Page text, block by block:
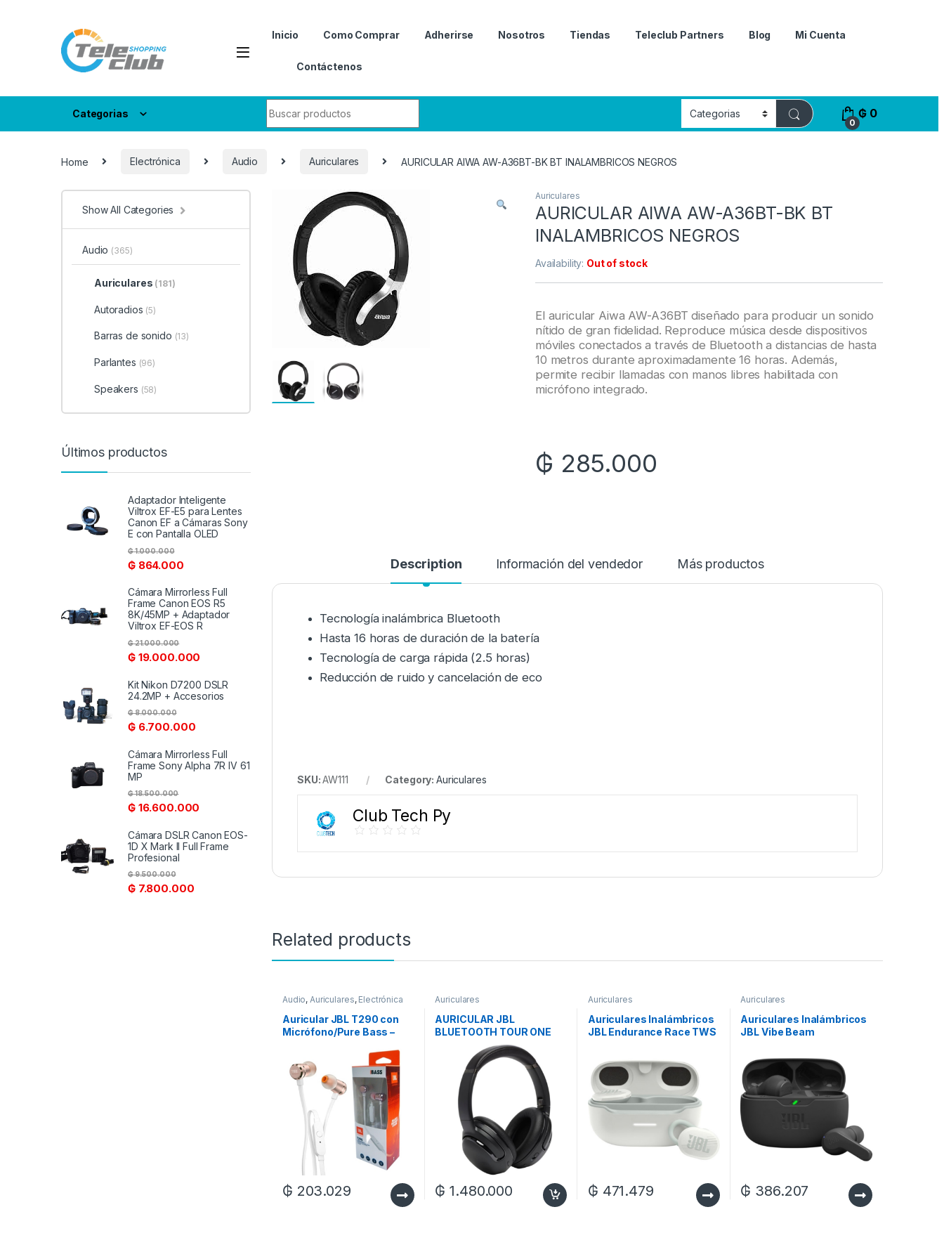
Inicio Como Comprar Adherirse Nosotros Tiendas Teleclub Partners Blog Mi Cuenta
Contáctenos
Categorias
0
₲ 0
Home Electrónica Audio Auriculares AURICULAR AIWA AW-A36BT-BK BT INALAMBRICOS NEGROS
Auriculares
AURICULAR AIWA AW-A36BT-BK BT
INALAMBRICOS NEGROS
Availability: Out of stock
El auricular Aiwa AW-A36BT diseñado para producir un sonido
nítido de gran fidelidad. Reproduce música desde dispositivos
móviles conectados a través de Bluetooth a distancias de hasta
10 metros durante aproximadamente 16 horas. Además,
permite recibir llamadas con manos libres habilitada con
micrófono integrado.
₲ 285.000
Description Información del vendedor Más productos
Tecnología inalámbrica Bluetooth
Hasta 16 horas de duración de la batería
Tecnología de carga rápida (2.5 horas)
Reducción de ruido y cancelación de eco
SKU:AW111 Category: Auriculares
Club Tech Py
Related products
Audio, Auriculares, Electrónica
Auricular JBL T290 con
Micrófono/Pure Bass –
₲ 203.029
Auriculares
AURICULAR JBL
BLUETOOTH TOUR ONE
₲ 1.480.000
Auriculares
Auriculares Inalámbricos
JBL Endurance Race TWS
– White
₲ 471.479
Auriculares
Auriculares Inalámbricos
JBL Vibe Beam
– Black
₲ 386.207
Show All Categories
Audio (365)
Auriculares (181)
Autoradios (5)
Barras de sonido (13)
Parlantes (96)
Speakers (58)
Últimos productos
Adaptador Inteligente
Viltrox EF-E5 para Lentes
Canon EF a Cámaras Sony
E con Pantalla OLED
₲864.000
₲1.000.000
Cámara Mirrorless Full
Frame Canon EOS R5
8K/45MP + Adaptador
Viltrox EF-EOS R
₲19.000.000
₲21.000.000
Kit Nikon D7200 DSLR
24.2MP + Accesorios
₲6.700.000
₲8.000.000
Cámara Mirrorless Full
Frame Sony Alpha 7R IV 61
MP
₲16.600.000
₲18.500.000
Cámara DSLR Canon EOS-
1D X Mark II Full Frame
Profesional
₲7.800.000
₲9.500.000